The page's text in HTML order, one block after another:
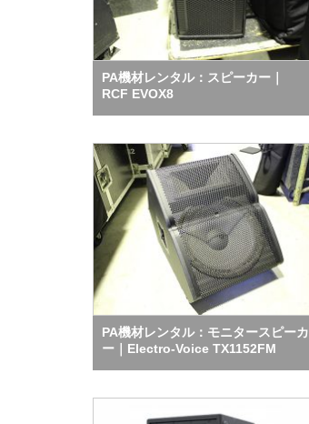
PA機材レンタル：スピーカー｜
RCF EVOX8
PA機材レンタル：モニタースピーカ
ー｜Electro-Voice TX1152FM